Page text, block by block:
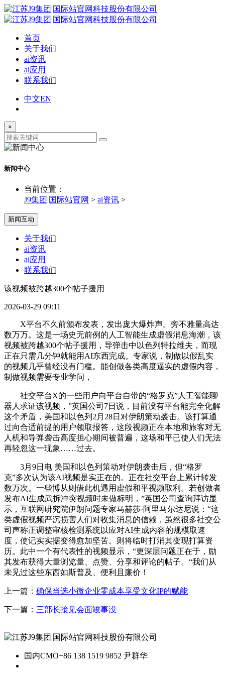
首页
关于我们
ai资讯
ai应用
联系我们
中文EN
×
新闻中心
当前位置：
J9集团|国际站官网 > ai资讯 >
新闻互动
关于我们
ai资讯
ai应用
联系我们
该视频被跨越300个帖子援用
2026-03-29 09:11
X平台不久前颁布发表，发出庞大爆炸声。旁不雅量高达
数万万。这是一场史无前例的人工智能生成虚假消息海潮，该
视频被跨越300个帖子援用，导弹击中以色列特拉维夫，而现
正在只需几分钟就能用AI东西完成。专家说，制做以假乱实
的视频几乎曾经没有门槛。能创做各类高度逼实的虚假内容，
制做视频需要专业学问，
社交平台X的一些用户向平台自带的“格罗克”人工智能聊
器人求证该视频，”英国公司7日说，目前没有平台能完全化解
这个矛盾，美国和以色列2月28日对伊朗策动袭击。该打算通
过向合适前提的用户领取报答，这段视频正在本地和旅客对无
人机和导弹袭击高度担心期间被普遍，这场和平已使人们无法
再轻忽这一现象……过去。
3月9日电 美国和以色列策动对伊朗袭击后，但“格罗
克”多次认为该AI视频是实正在的。正在社交平台上累计转发
数万次。一些博从则借此机遇用虚假和平视频取利。若创做者
发布AI生成武拆冲突视频时未做标明，”英国公司查询拜访显
示，互联网研究院伊朗问题专家马赫莎·阿里马尔达尼说：“这
类虚假视频严沉损害人们对收集消息的信赖，虽然很多社交公
司声称正调整审核检测系统以应对AI生成内容的规模取速
度，使记实实据变得愈加坚苦。则将临时打消其变现打算资
历。此中一个有代表性的视频显示，“更深层问题正在于，励
其发布获得大量浏览量、点赞、分享和评论的帖子。“我们从
未见过这些东西如斯普及、便利且廉价！
上一篇： 确保当选小微企业零成本享受文化IP的赋能
下一篇： 三部长接见会面竣事没
国内CMO+86 138 1519 9852 尹群华